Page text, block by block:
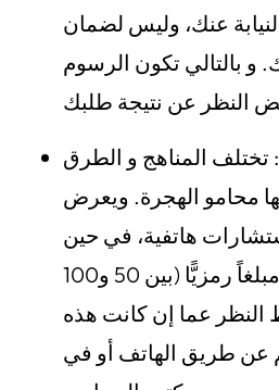
عنك، وليس لضمان
و بالتالي تكون الرسوم
تختلف المناهج و الطرق
محامو الهجرة. ويعرض
هاتفية، في حين
يتقاضى آخرون مبلغاً رمزيًّا (بين 50 و100
النظر عما إن كانت هذه
عن طريق الهاتف أو في